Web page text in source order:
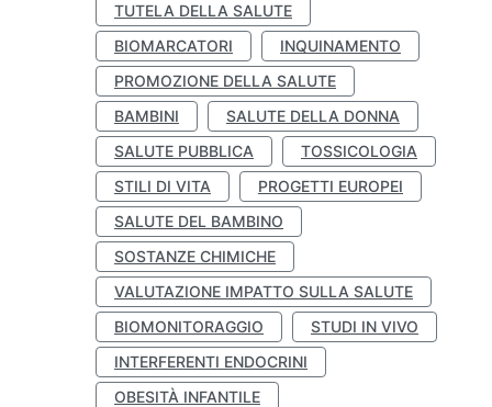
TUTELA DELLA SALUTE
BIOMARCATORI
INQUINAMENTO
PROMOZIONE DELLA SALUTE
BAMBINI
SALUTE DELLA DONNA
SALUTE PUBBLICA
TOSSICOLOGIA
STILI DI VITA
PROGETTI EUROPEI
SALUTE DEL BAMBINO
SOSTANZE CHIMICHE
VALUTAZIONE IMPATTO SULLA SALUTE
BIOMONITORAGGIO
STUDI IN VIVO
INTERFERENTI ENDOCRINI
OBESITÀ INFANTILE